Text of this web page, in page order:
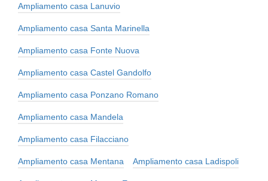
Ampliamento casa Lanuvio
Ampliamento casa Santa Marinella
Ampliamento casa Fonte Nuova
Ampliamento casa Castel Gandolfo
Ampliamento casa Ponzano Romano
Ampliamento casa Mandela
Ampliamento casa Filacciano
Ampliamento casa Mentana Ampliamento casa Ladispoli